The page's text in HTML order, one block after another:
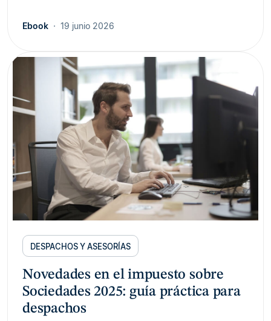
Ebook 19 junio 2026
DESPACHOS Y ASESORÍAS
Novedades en el impuesto sobre
Sociedades 2025: guía práctica para
despachos